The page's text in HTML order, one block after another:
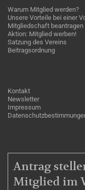
Warum Mitglied werden?
Unsere Vorteile bei einer
Mitgliedschaft beantragen
Aktion: Mitglied werben!
Satzung des Vereins
Beitragsordnung
Kontakt
Newsletter
Impressum
Antrag
Mitglied im